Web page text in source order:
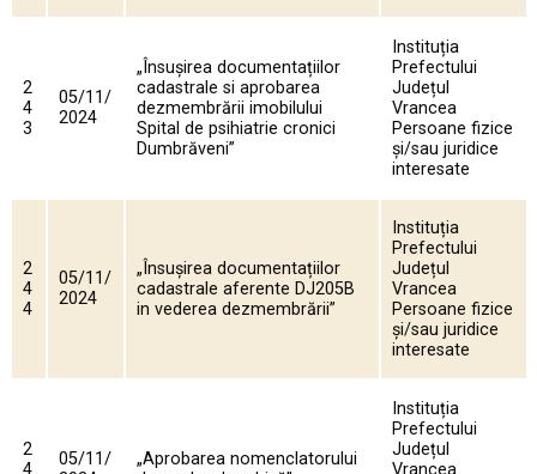
2
4
3
05/11/
2024
„Însușirea documentațiilor
cadastrale si aprobarea
dezmembrării imobilului
Spital de psihiatrie cronici
Dumbrăveni”
Instituția
Prefectului
Județul
Vrancea
Persoane fizice
și/sau juridice
interesate
2
4
4
05/11/
2024
„Însușirea documentațiilor
cadastrale aferente DJ205B
in vederea dezmembrării”
Instituția
Prefectului
Județul
Vrancea
Persoane fizice
și/sau juridice
interesate
2
4
05/11/
„Aprobarea nomenclatorului
Instituția
Prefectului
Județul
Vrancea